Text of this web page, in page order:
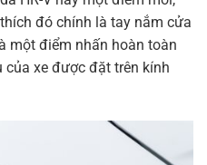
đó chính là tay nắm cửa
một điểm nhấn hoàn toàn
của xe được đặt trên kính